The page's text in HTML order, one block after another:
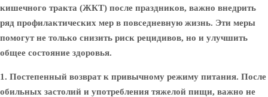
кишечного тракта (ЖКТ) после праздников, важно внедрить
ряд профилактических мер в повседневную жизнь. Эти меры
помогут не только снизить риск рецидивов, но и улучшить
общее состояние здоровья.
1. Постепенный возврат к привычному режиму питания. После
обильных застолий и употребления тяжелой пищи, важно не